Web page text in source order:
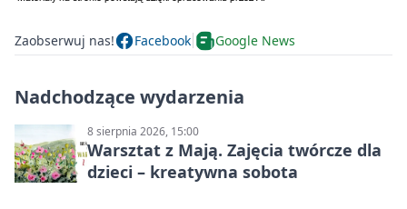
Zaobserwuj nas! Facebook Google News
Nadchodzące wydarzenia
8 sierpnia 2026, 15:00
Warsztat z Mają. Zajęcia twórcze dla
dzieci – kreatywna sobota